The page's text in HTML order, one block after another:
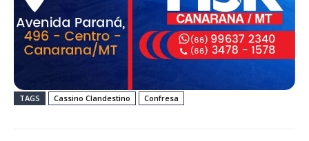
TAGS Cassino Clandestino Confresa